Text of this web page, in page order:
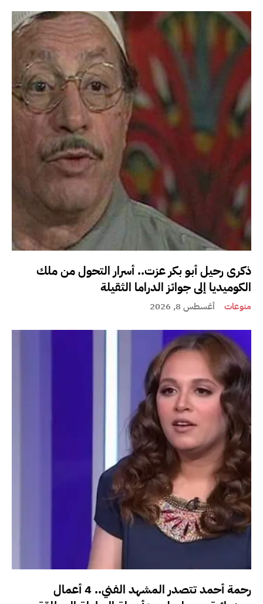
ذكرى رحيل أبو بكر عزت.. أسرار التحول من ملك
الكوميديا إلى جوائز الدراما الثقيلة
منوعات أغسطس 8, 2026
رحمة أحمد تتصدر المشهد الفني.. 4 أعمال